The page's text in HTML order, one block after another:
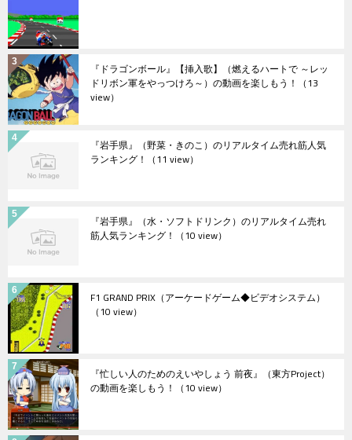
『ドラゴンボール』【挿入歌】（燃えるハートで ～レッ
ドリボン軍をやっつけろ～）の動画を楽しもう！ （13
view）
『岩手県』（野菜・きのこ）のリアルタイム売れ筋人気
ランキング！ （11 view）
『岩手県』（水・ソフトドリンク）のリアルタイム売れ
筋人気ランキング！ （10 view）
F1 GRAND PRIX（アーケードゲーム◆ビデオシステム）
（10 view）
『忙しい人のためのえいやしょう 前夜』（東方Project）
の動画を楽しもう！ （10 view）